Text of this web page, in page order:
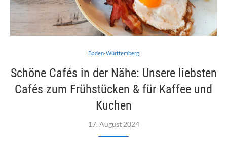
Baden-Württemberg
Schöne Cafés in der Nähe: Unsere liebsten
Cafés zum Frühstücken & für Kaffee und
Kuchen
17. August 2024